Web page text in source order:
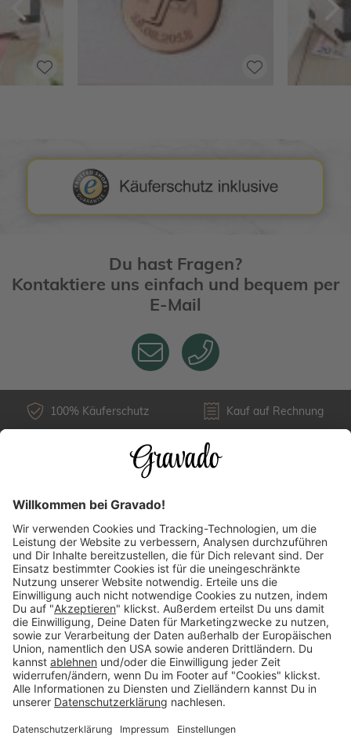
Zurück
Du hast Fragen?
Kontaktiere uns einfach und bequem per
E-Mail
100% Käuferschutz Kauf auf Rechnung
Über uns
Versandarten
Länderauswahl
Zahlungsarten
Mehr Inspirationen finden: